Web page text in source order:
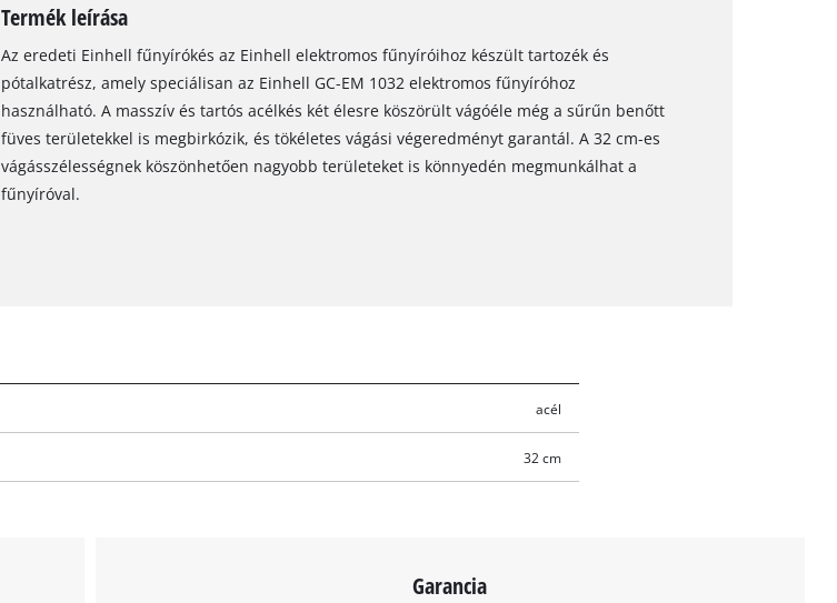
Termék leírása
Az eredeti Einhell fűnyírókés az Einhell elektromos fűnyíróihoz készült tartozék és
pótalkatrész, amely speciálisan az Einhell GC-EM 1032 elektromos fűnyíróhoz
használható. A masszív és tartós acélkés két élesre köszörült vágóéle még a sűrűn benőtt
füves területekkel is megbirkózik, és tökéletes vágási végeredményt garantál. A 32 cm-es
vágásszélességnek köszönhetően nagyobb területeket is könnyedén megmunkálhat a
fűnyíróval.
acél
32 cm
Garancia